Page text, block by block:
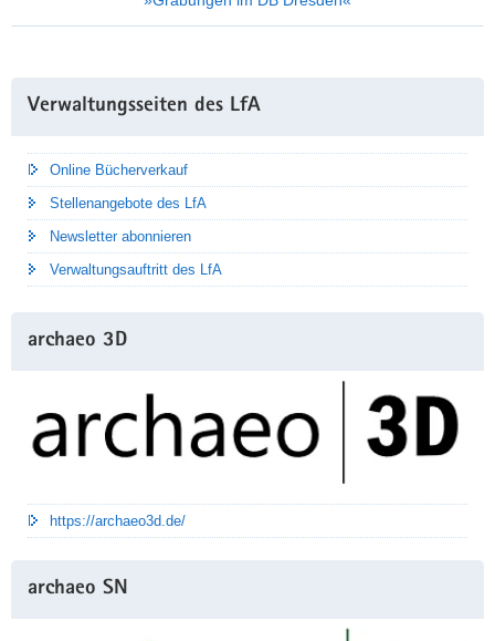
Information
Verwaltungsseiten des LfA
Online Bücherverkauf
Stellenangebote des LfA
Newsletter abonnieren
Verwaltungsauftritt des LfA
archaeo 3D
https://archaeo3d.de/
archaeo SN